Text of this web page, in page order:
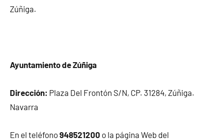
Zúñiga.
Ayuntamiento de Zúñiga
Dirección: Plaza Del Frontón S/N, CP. 31284, Zúñiga.
Navarra
En el teléfono948521200 o la página Web del